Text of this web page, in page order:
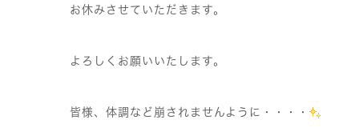
お休みさせていただきます。
よろしくお願いいたします。
皆様、体調など崩されませんように・・・・